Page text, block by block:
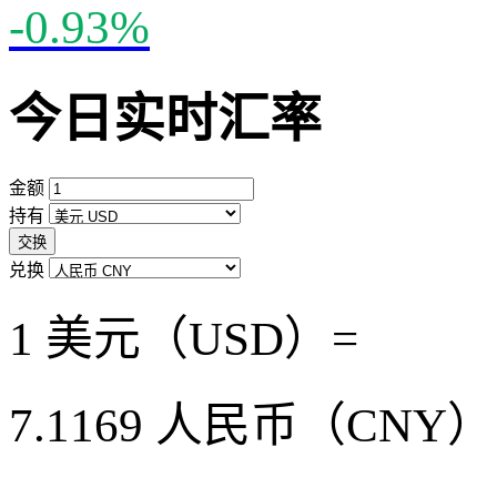
-0.93%
今日实时汇率
金额
持有
交换
兑换
1 美元（USD）=
7.1169 人民币（CNY）